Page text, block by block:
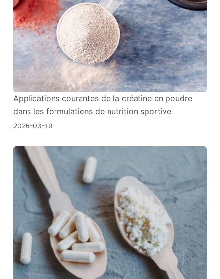
Applications courantes de la créatine en poudre
dans les formulations de nutrition sportive
2026-03-19